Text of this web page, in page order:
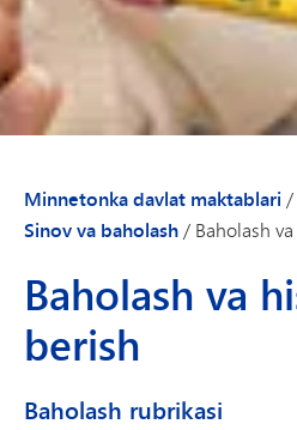
Minnetonka davlat maktablari /
Sinov va baholash/ Baholash
Baholash va
berish
Baholash rubrikasi